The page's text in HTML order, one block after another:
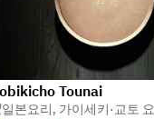
Tounai
일본요리, 가이세키·교토